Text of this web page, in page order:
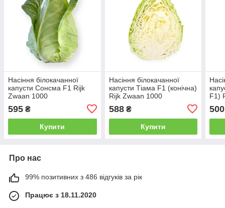
Насіння білокачанної
капусти Сонсма F1 Rijk
Zwaan 1000
595 ₴
Купити
Насіння білокачанної
капусти Тіама F1 (конічна)
Rijk Zwaan 1000
588₴
Купити
F1)
500
Про нас
99% позитивних з 486 відгуків за рік
Працює з 18.11.2020